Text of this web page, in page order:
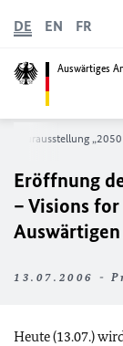
Auswärtiges
DE EN FR
Eröffnung
– Visions
13.07.2006 -
Heute (13.07.)